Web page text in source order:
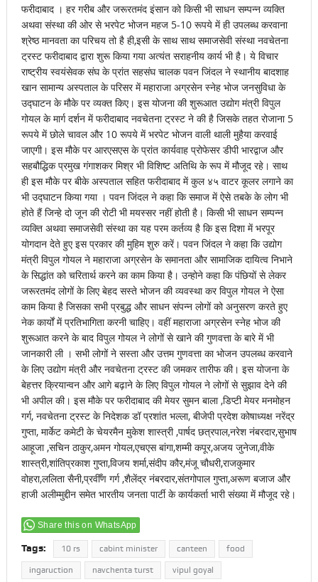
फरीदाबाद । हर गरीब और जरूरतमंद इंसान को किसी भी साधन सम्पन्न व्यक्ति
अथवा संस्था की ओर से भरपेट भोजन महज 5-10 रूपये में ही उपलब्ध करवाना
श्रेष्ठ मानवता का परिचय तो है ही,इसी के साथ साथ समाजसेवी संस्था नवचेतना
ट्रस्ट फरीदाबाद द्वारा शुरू किया गया अत्यंत सराहनीय कार्य भी है। ये विचार
राष्ट्रीय स्वयंसेवक संघ के प्रांत सहसंघ चालक पवन जिंदल ने स्थानीय बादशाह
खान सामान्य अस्पताल के परिसर में महाराजा अग्रसेन स्नेह भोज जनसुविधा के
उद्घाटन के मौके पर व्यक्त किए। इस योजना की शुरूआत उद्योग मंत्री विपुल
गोयल के मार्ग दर्शन में फरीदाबाद नवचेतना ट्रस्ट ने की है जिसके तहत रोजाना 5
रूपये में छोले चावल और 10 रूपये में भरपेट भोजन वाली थाली मुहैया करवाई
जाएगी। इस मौके पर आरएसएस के प्रांत कार्यवाह प्रोफेसर डीपी भारद्वाज और
सहबौद्धिक प्रमुख गंगाशकर मिश्र भी विशिष्ट अतिथि के रूप में मौजूद रहे। साथ
ही इस मौके पर बीके अस्पताल सहित फरीदाबाद में कुल ४५ वाटर कूलर लगाने का
भी उद्घाटन किया गया । पवन जिंदल ने कहा कि समाज में ऐसे तबके के लोग भी
होते हैं जिन्हे दो जून की रोटी भी मयस्सर नहीं होती है। किसी भी साधन सम्पन्न
व्यक्ति अथवा समाजसेवी संस्था का यह परम कर्तव्य है कि इस दिशा में भरपूर
योगदान देते हुए इस प्रकार की मुहिम शुरु करें। पवन जिंदल ने कहा कि उद्योग
मंत्री विपुल गोयल ने महाराजा अग्रसेन के समानता और सामाजिक दायित्व निभाने
के सिद्धांत को चरितार्थ करने का काम किया है। उन्होने कहा कि पंछियों से लेकर
जरूरतमंद लोगों के लिए बेहद सस्ते भोजन की व्यवस्था कर विपुल गोयल ने ऐसा
काम किया है जिसका सभी प्रबुद्ध और साधन संपन्न लोगों को अनुसरण करते हुए
नेक कार्यों में प्रतिभागिता करनी चाहिए। वहीं महाराजा अग्रसेन स्नेह भोज की
शुरूआत करने के बाद विपुल गोयल ने लोगों से खाने की गुणवत्ता के बारे में भी
जानकारी ली । सभी लोगों ने सस्ता और उत्तम गुणवत्ता का भोजन उपलब्ध करवाने
के लिए उद्योग मंत्री और नवचेतना ट्रस्ट की जमकर तारीफ की। इस योजना के
बेहत्तर क्रियान्वन और आगे बढ़ाने के लिए विपुल गोयल ने लोगों से सुझाव देने की
भी अपील की। इस मौके पर फरीदाबाद की मेयर सुमन बाला ,डिप्टी मेयर मनमोहन
गर्ग, नवचेतना ट्रस्ट के निदेशक डॉ प्रशांत भल्ला, बीजेपी प्रदेश कोषाध्यक्ष नरेंद्र
गुप्ता, मार्केट कमेटी के चेयरमैन मुकेश शास्त्री ,पार्षद छत्रपाल,नरेश नंबरदार,सुभाष
आहूजा ,सचिन ठाकुर,अमन गोयल,एचएस बांगा,शम्मी कपूर,अजय जुनेजा,वीके
शास्त्री,शांतिप्रकाश गुप्ता,विजय शर्मा,संदीप कौर,मंजू चौधरी,राजकुमार
वोहरा,ललिता सैनी,प्रवीँण गर्ग ,शैलेंद्र नंबरदार,संतगोपाल गुप्ता,अरूण बजाज और
हाजी अलीम्मुद्दीन समेत भारतीय जनता पार्टी के कार्यकर्ता भारी संख्या में मौजूद रहे।
Share this on WhatsApp
Tags: 10 rs cabint minister canteen food
ingaruction navchenta turst vipul goyal